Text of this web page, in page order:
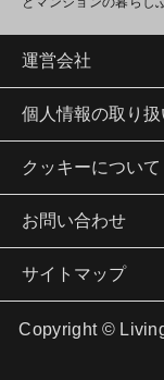
運営会社
個人情報の取り扱
クッキーについて
お問い合わせ
サイトマップ
Copyright ©